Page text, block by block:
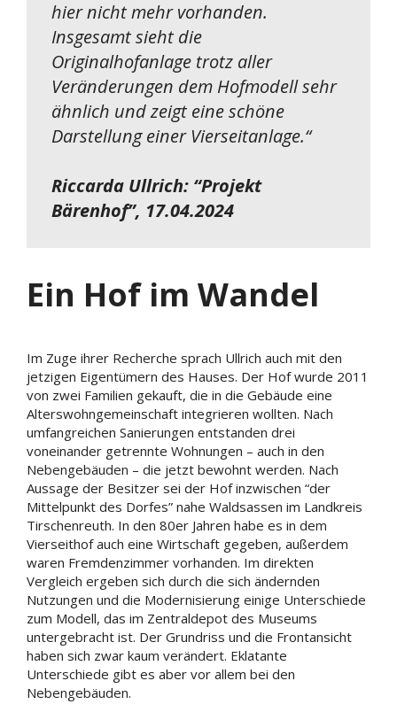
hier nicht mehr vorhanden.
Insgesamt sieht die
Originalhofanlage trotz aller
Veränderungen dem Hofmodell sehr
ähnlich und zeigt eine schöne
Darstellung einer Vierseitanlage.“
Riccarda Ullrich: “Projekt
Bärenhof”, 17.04.2024
Ein Hof im Wandel
Im Zuge ihrer Recherche sprach Ullrich auch mit den
jetzigen Eigentümern des Hauses. Der Hof wurde 2011
von zwei Familien gekauft, die in die Gebäude eine
Alterswohngemeinschaft integrieren wollten. Nach
umfangreichen Sanierungen entstanden drei
voneinander getrennte Wohnungen – auch in den
Nebengebäuden – die jetzt bewohnt werden. Nach
Aussage der Besitzer sei der Hof inzwischen “der
Mittelpunkt des Dorfes” nahe Waldsassen im Landkreis
Tirschenreuth. In den 80er Jahren habe es in dem
Vierseithof auch eine Wirtschaft gegeben, außerdem
waren Fremdenzimmer vorhanden. Im direkten
Vergleich ergeben sich durch die sich ändernden
Nutzungen und die Modernisierung einige Unterschiede
zum Modell, das im Zentraldepot des Museums
untergebracht ist. Der Grundriss und die Frontansicht
haben sich zwar kaum verändert. Eklatante
Unterschiede gibt es aber vor allem bei den
Nebengebäuden.